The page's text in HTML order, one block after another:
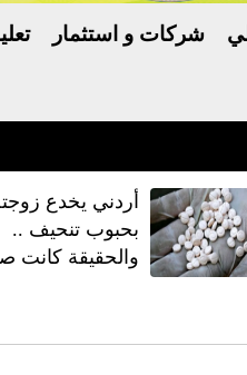
شركات و استثمار
الدولي المتكامل
أردني يخدع
بحبوب تنحيف ..
والحقيقة كانت